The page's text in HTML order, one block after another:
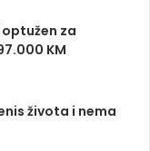
optužen za
KM
života i nema